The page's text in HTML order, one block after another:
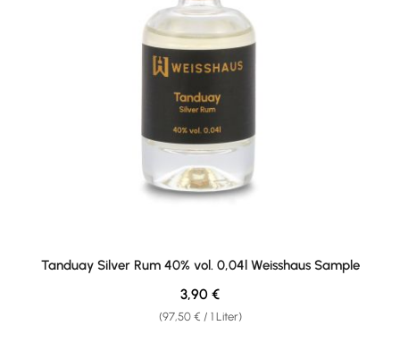
Tanduay Silver Rum 40% vol. 0,04l Weisshaus Sample
(97,50 € / 1 Liter)
Regulärer Preis:
3,90 €